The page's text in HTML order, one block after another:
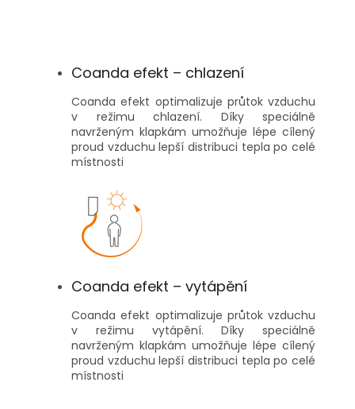
Coanda efekt – chlazení
Coanda efekt optimalizuje průtok vzduchu
v režimu chlazení. Díky speciálně
navrženým klapkám umožňuje lépe cílený
proud vzduchu lepší distribuci tepla po celé
místnosti
Coanda efekt – vytápění
Coanda efekt optimalizuje průtok vzduchu
v režimu vytápění. Díky speciálně
navrženým klapkám umožňuje lépe cílený
proud vzduchu lepší distribuci tepla po celé
místnosti